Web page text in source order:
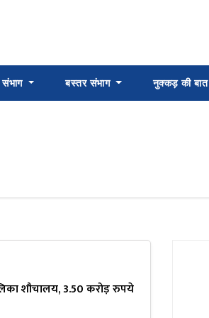
बस्तर संभाग नुक्कड़ की बात
शौचालय, 3.50 करोड़ रुपये